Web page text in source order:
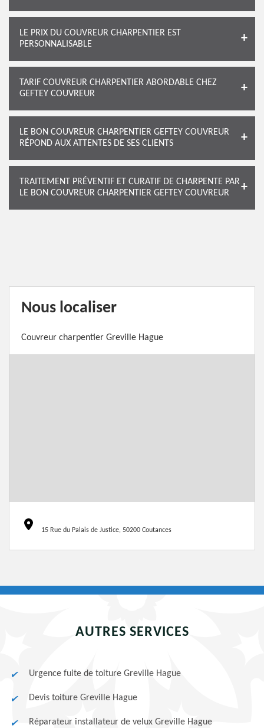
LE PRIX DU COUVREUR CHARPENTIER EST
PERSONNALISABLE
TARIF COUVREUR CHARPENTIER ABORDABLE CHEZ
GEFTEY COUVREUR
LE BON COUVREUR CHARPENTIER GEFTEY COUVREUR
RÉPOND AUX ATTENTES DE SES CLIENTS
TRAITEMENT PRÉVENTIF ET CURATIF DE CHARPENTE PAR
LE BON COUVREUR CHARPENTIER GEFTEY COUVREUR
Nous localiser
Couvreur charpentier Greville Hague
15 Rue du Palais de Justice, 50200 Coutances
AUTRES SERVICES
Urgence fuite de toiture Greville Hague
Devis toiture Greville Hague
Réparateur installateur de velux Greville Hague